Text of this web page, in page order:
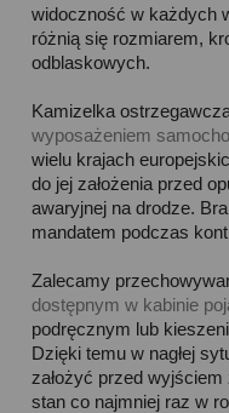
widoczność w każdych
różnią się rozmiarem,
odblaskowych.
Kamizelka
wyposażeniem
wielu krajach
do jej założenia przed
awaryjnej na drodze.
mandatem podczas
Zalecamy
dostępnym w kabinie
podręcznym lub
Dzięki temu w nagłej
założyć przed
stan co najmniej raz w